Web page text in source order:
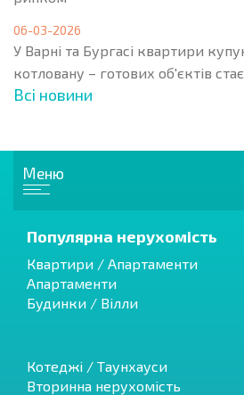
06-03-2026
У Варні та Бургасі квартири
котловану – готових об'єктів
Всі новини
Меню
Популярна нерухомість
Квартири / Апартаменти
Апартаменти
Будинки / Вілли
Котеджі / Таунхауси
Вторинна нерухомість